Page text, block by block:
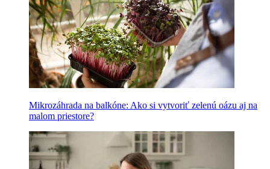
Mikrozáhrada na balkóne: Ako si vytvoriť zelenú oázu aj na
malom priestore?